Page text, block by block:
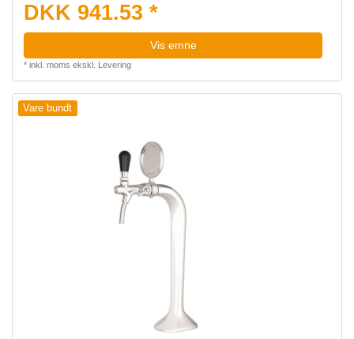
DKK 941.53 *
Vis emne
* inkl. moms ekskl. Levering
Vare bundt